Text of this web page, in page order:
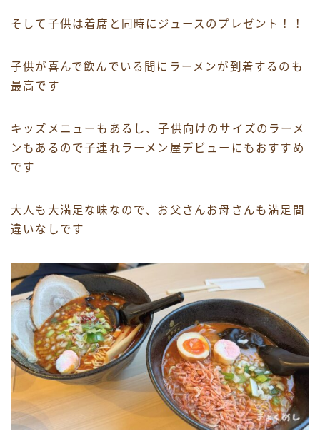
そして子供は着席と同時にジュースのプレゼント！！
子供が喜んで飲んでいる間にラーメンが到着するのも
最高です
キッズメニューもあるし、子供向けのサイズのラーメ
ンもあるので子連れラーメン屋デビューにもおすすめ
です
大人も大満足な味なので、お父さんお母さんも満足間
違いなしです